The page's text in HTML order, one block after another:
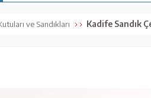
ve Sandıkları Kadife Sandık